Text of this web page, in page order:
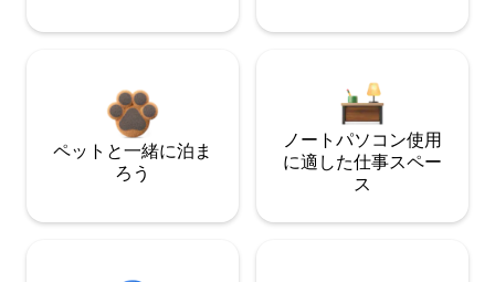
ペットと一緒に泊ま
ろう
ノートパソコン使用
に適した仕事スペー
ス